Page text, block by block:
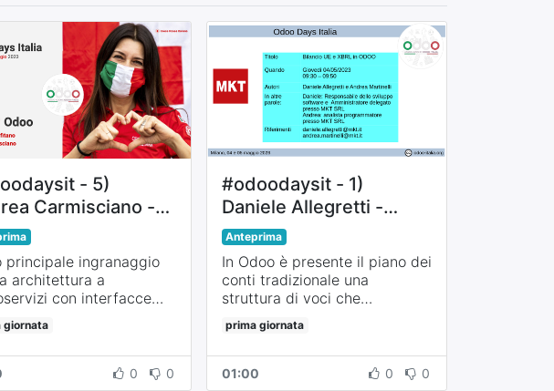
- 5)
Carmisciano -
Amalfitano -
Rossa perde la
per Odoo rev.2
principale ingranaggio
architettura a
con interfacce
react e flutter.
tecnico
Odoo e Live
giornata
0 0
#odoodaysit - 1)
Daniele Allegretti -
Bilancio UE e XBRL in
ODOO
Anteprima
In Odoo è presente il piano dei
conti tradizionale una
struttura di voci che
descrivano il Bilancio UE a cui
associare le voci del piano dei
conti tradizionale. Il modulo
"Bilancio UE" consente di
prima giornata
01:00 0 0